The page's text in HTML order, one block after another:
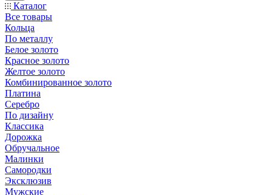
Каталог
Все товары
Кольца
По металлу
Белое золото
Красное золото
Желтое золото
Комбинированное золото
Платина
Серебро
По дизайну
Классика
Дорожка
Обручальное
Малинки
Самородки
Эксклюзив
Мужские